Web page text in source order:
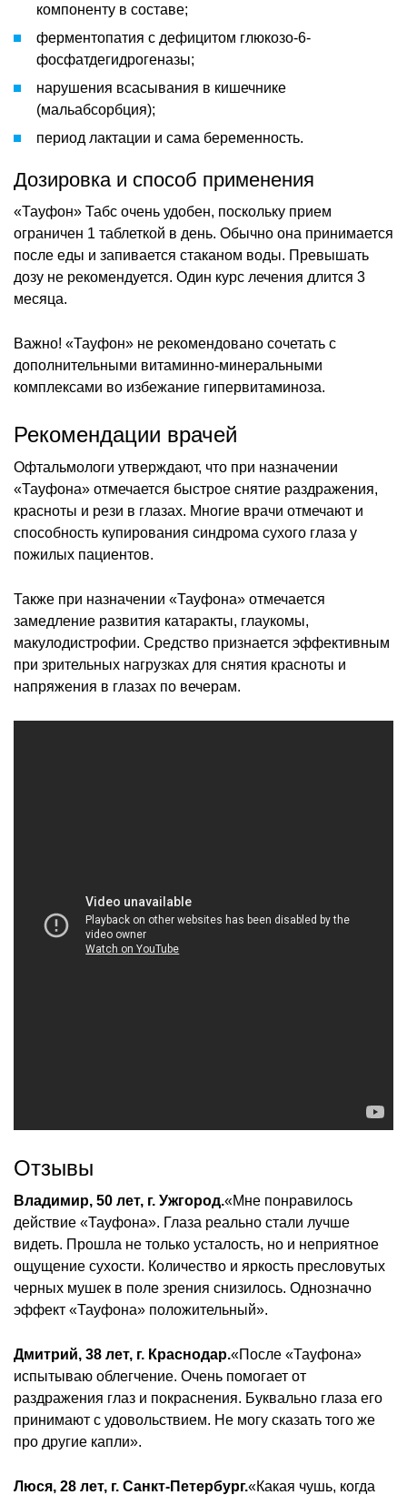
компоненту в составе;
ферментопатия с дефицитом глюкозо-6-
фосфатдегидрогеназы;
нарушения всасывания в кишечнике
(мальабсорбция);
период лактации и сама беременность.
Дозировка и способ применения
«Тауфон» Табс очень удобен, поскольку прием
ограничен 1 таблеткой в день. Обычно она принимается
после еды и запивается стаканом воды. Превышать
дозу не рекомендуется. Один курс лечения длится 3
месяца.
Важно! «Тауфон» не рекомендовано сочетать с
дополнительными витаминно-минеральными
комплексами во избежание гипервитаминоза.
Рекомендации врачей
Офтальмологи утверждают, что при назначении
«Тауфона» отмечается быстрое снятие раздражения,
красноты и рези в глазах. Многие врачи отмечают и
способность купирования синдрома сухого глаза у
пожилых пациентов.
Также при назначении «Тауфона» отмечается
замедление развития катаракты, глаукомы,
макулодистрофии. Средство признается эффективным
при зрительных нагрузках для снятия красноты и
напряжения в глазах по вечерам.
Отзывы
Владимир, 50 лет, г. Ужгород.«Мне понравилось
действие «Тауфона». Глаза реально стали лучше
видеть. Прошла не только усталость, но и неприятное
ощущение сухости. Количество и яркость пресловутых
черных мушек в поле зрения снизилось. Однозначно
эффект «Тауфона» положительный».
Дмитрий, 38 лет, г. Краснодар.«После «Тауфона»
испытываю облегчение. Очень помогает от
раздражения глаз и покраснения. Буквально глаза его
принимают с удовольствием. Не могу сказать того же
про другие капли».
Люся, 28 лет, г. Санкт-Петербург.«Какая чушь, когда